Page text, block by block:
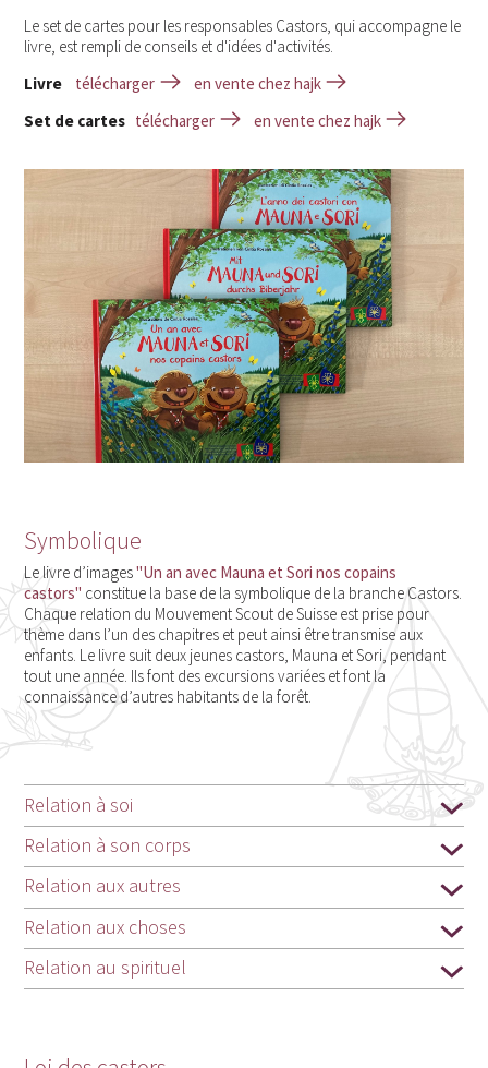
Le set de cartes pour les responsables Castors, qui accompagne le
livre, est rempli de conseils et d'idées d'activités.
Livre
télécharger
en vente chez hajk
Set de cartes télécharger en vente chez hajk
Symbolique
Le livre d’images"Un an avec Mauna et Sori nos copains
castors" constitue la base de la symbolique de la branche Castors.
Chaque relation du Mouvement Scout de Suisse est prise pour
thème dans l’un des chapitres et peut ainsi être transmise aux
enfants. Le livre suit deux jeunes castors, Mauna et Sori, pendant
tout une année. Ils font des excursions variées et font la
connaissance d’autres habitants de la forêt.
Relation à soi
Relation à son corps
Relation aux autres
Relation aux choses
Relation au spirituel